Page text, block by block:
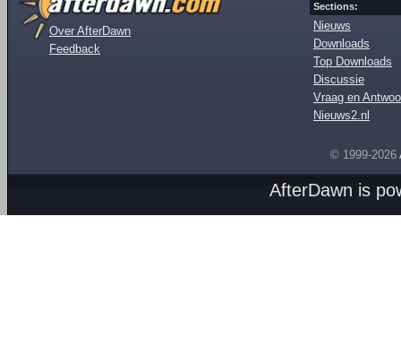
Over AfterDawn
Feedback
Sections:
Nieuws
Downloads
Top Downloads
Discussie
Vraag en
Nieuws2.nl
© 1999-2026
AfterDawn is